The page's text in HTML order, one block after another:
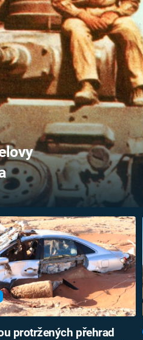
DĚJIN
FILMY
protržených přehrad